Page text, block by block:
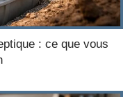
: ce que vous